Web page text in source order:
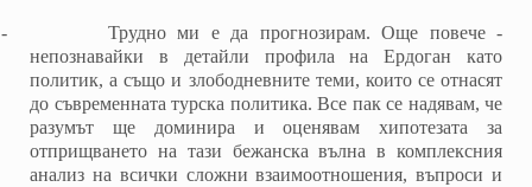
-
Трудно ми е да прогнозирам. Още повече -
непознавайки в детайли профила на Ердоган като
политик, а също и злободневните теми, които се отнасят
до съвременната турска политика. Все пак се надявам, че
разумът ще доминира и оценявам хипотезата за
отприщването на тази бежанска вълна в комплексния
анализ на всички сложни взаимоотношения, въпроси и